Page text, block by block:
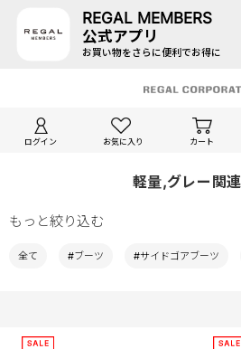
REGAL MEMBERS
公式アプリ
お買い物をさらに便利でお得に
ログイン お気に入り カート
軽量,グレー関
もっと絞り込む
全て #ブーツ #サイドゴアブーツ